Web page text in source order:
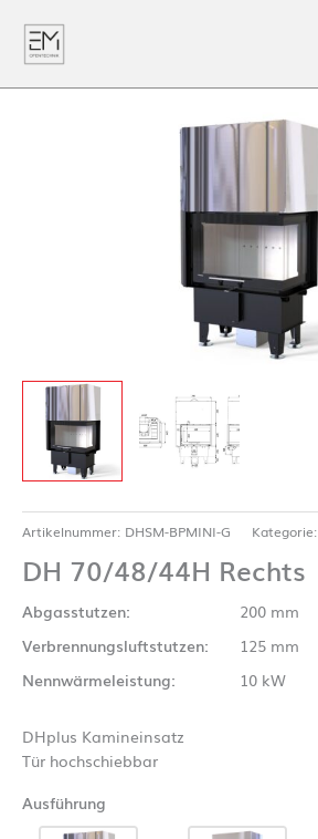
Artikelnummer: DHSM-BPMINI-G Kategorie:
DH 70/48/44H Rechts
Abgasstutzen:
200 mm
Verbrennungsluftstutzen:
125 mm
Nennwärmeleistung:
10 kW
DHplus Kamineinsatz
Tür hochschiebbar
Ausführung